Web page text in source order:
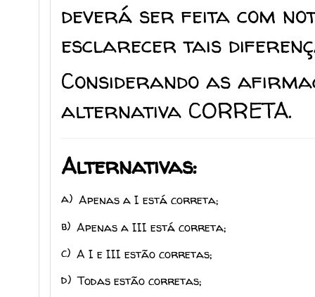
deverá ser feita com
esclarecer tais
Considerando as
alternativa CORRETA.
Alternativas:
a) Apenas a I está correta;
b) Apenas a III está correta;
c) A I e III estão corretas;
d) Todas estão corretas;